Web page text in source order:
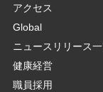
アクセス
Global
ニュースリリース
健康経営
職員採用